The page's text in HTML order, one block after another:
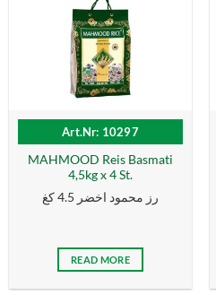
Art.Nr: 10297
MAHMOOD Reis Basmati
4,5kg x 4 St.
رز محمود اخضر 4.5 كغ
READ MORE